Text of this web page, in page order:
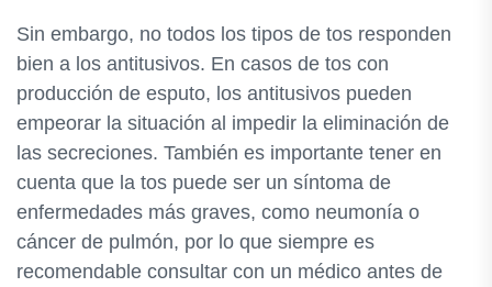
Sin embargo, no todos los tipos de tos responden
bien a los antitusivos. En casos de tos con
producción de esputo, los antitusivos pueden
empeorar la situación al impedir la eliminación de
las secreciones. También es importante tener en
cuenta que la tos puede ser un síntoma de
enfermedades más graves, como neumonía o
cáncer de pulmón, por lo que siempre es
recomendable consultar con un médico antes de